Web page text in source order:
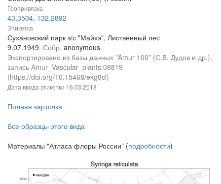
Геопривязка
43,3504, 132,2892
Этикетка
Сухановский парк з/с "Майхэ", Лиственный лес
9.07.1949. Собр. anonymous
Экспортировано из базы данных "Amur 100" (С.В. Дудов и др.),
запись Amur_Vascular_plants:08819
(https://doi.org/10.15468/ekg8cl)
Дата ввода этикетки 16.03.2018
Полная карточка
Все образцы этого вида
Материалы "Атласа флоры России" (подробности)